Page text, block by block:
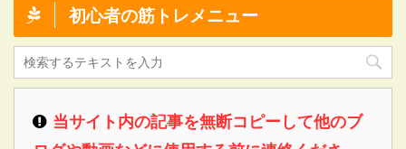
初心者の筋トレメニュー
当サイト内の記事を無断コピーして他のブ